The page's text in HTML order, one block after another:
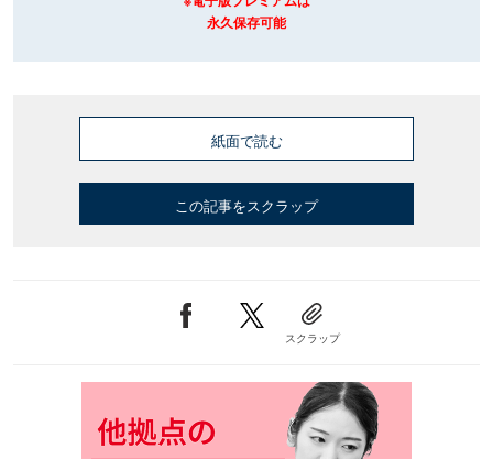
永久保存可能
紙面で読む
この記事をスクラップ
スクラップ